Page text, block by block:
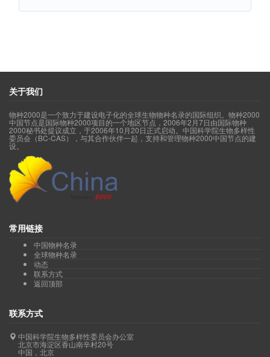
关于我们
物种2000是一个致力于建设电子化的全球生物物种名录的国际组织。物种2000
中国节点是国际物种2000项目的一个地区节点，2006年2月7日由国际物种
2000秘书处提议成立，于2006年10月20日正式启动。中国科学院生物多样性
委员会（BC-CAS），与其合作伙伴一起，支持和管理物种2000中国节点的建
设。
常用链接
中国物种名录
全球物种名录
动态
联系方式
返回顶部
联系方式
中国科学院生物多样性委员会办公室
北京市海淀区香山南辛村20号
中国，北京